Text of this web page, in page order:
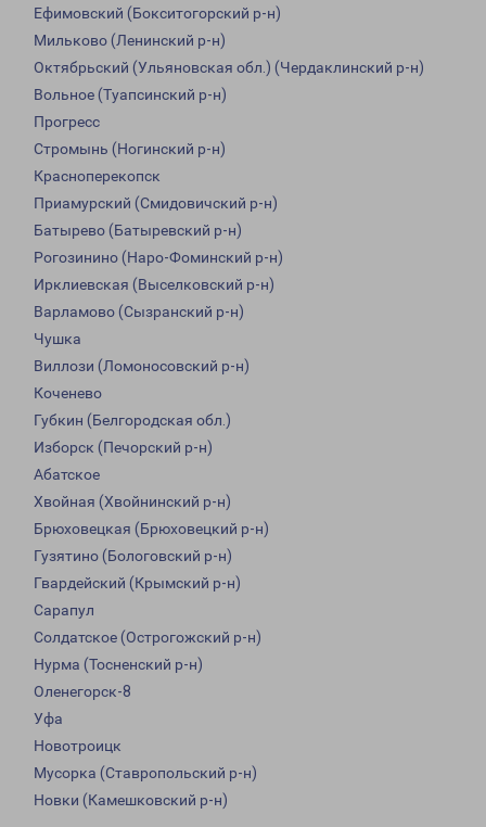
Ефимовский (Бокситогорский р-н)
Мильково (Ленинский р-н)
Октябрьский (Ульяновская обл.) (Чердаклинский р-н)
Вольное (Туапсинский р-н)
Прогресс
Стромынь (Ногинский р-н)
Красноперекопск
Приамурский (Смидовичский р-н)
Батырево (Батыревский р-н)
Рогозинино (Наро-Фоминский р-н)
Ирклиевская (Выселковский р-н)
Варламово (Сызранский р-н)
Чушка
Виллози (Ломоносовский р-н)
Коченево
Губкин (Белгородская обл.)
Изборск (Печорский р-н)
Абатское
Хвойная (Хвойнинский р-н)
Брюховецкая (Брюховецкий р-н)
Гузятино (Бологовский р-н)
Гвардейский (Крымский р-н)
Сарапул
Солдатское (Острогожский р-н)
Нурма (Тосненский р-н)
Оленегорск-8
Уфа
Новотроицк
Мусорка (Ставропольский р-н)
Новки (Камешковский р-н)